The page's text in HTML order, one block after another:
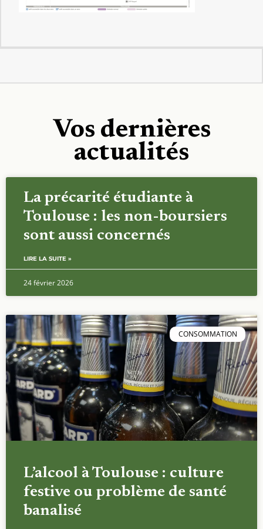
Vos dernières
actualités
La précarité étudiante à
Toulouse : les non-boursiers
sont aussi concernés
LIRE LA SUITE »
24 février 2026
CONSOMMATION
L’alcool à Toulouse : culture
festive ou problème de santé
banalisé